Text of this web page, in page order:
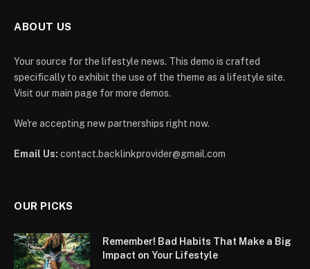
ABOUT US
Your source for the lifestyle news. This demo is crafted
specifically to exhibit the use of the theme as a lifestyle site.
Visit our main page for more demos.
We're accepting new partnerships right now.
Email Us: contact.backlinkprovider@gmail.com
OUR PICKS
Remember! Bad Habits That Make a Big
Impact on Your Lifestyle